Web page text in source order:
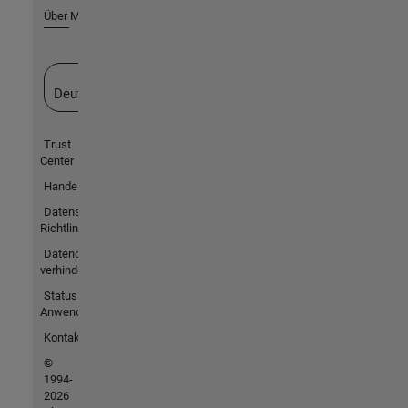
Über MathWorks
Deutschland
Trust
Center
Handelsmarken
Datenschutz-
Richtlinien
Datendiebstahl
verhindern
Status von
Anwendungen
Kontakt
©
1994-
2026